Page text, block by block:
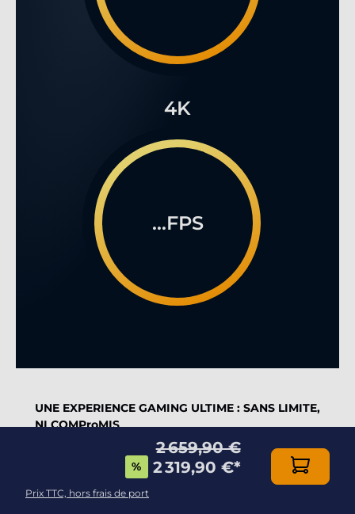
4K
...FPS
UNE EXPERIENCE GAMING ULTIME : SANS LIMITE,
NI COMProMIS
Dotée d'un boitier de grande qualité et d'une
puissance à couper le souffle, cette configuration
gaming est le must pour le Gamer intransigeant.
2 659,90 €
% 2 319,90 €*
Prix TTC, hors frais de port